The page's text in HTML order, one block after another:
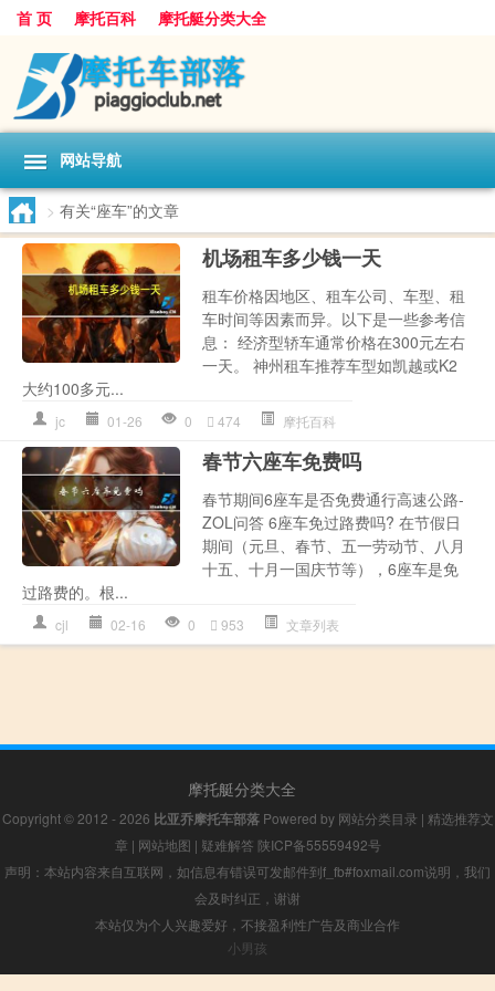
首 页 摩托百科 摩托艇分类大全
网站导航
> 有关“座车”的文章
机场租车多少钱一天
租车价格因地区、租车公司、车型、租
车时间等因素而异。以下是一些参考信
息： 经济型轿车通常价格在300元左右
一天。 神州租车推荐车型如凯越或K2
大约100多元...
jc 01-26 0 474 摩托百科
春节六座车免费吗
春节期间6座车是否免费通行高速公路-
ZOL问答 6座车免过路费吗? 在节假日
期间（元旦、春节、五一劳动节、八月
十五、十月一国庆节等），6座车是免
过路费的。根...
cjl 02-16 0 953 文章列表
摩托艇分类大全
Copyright © 2012 - 2026 比亚乔摩托车部落Powered by 网站分类目录 | 精选推荐文
章 | 网站地图 | 疑难解答 陕ICP备55559492号
声明：本站内容来自互联网，如信息有错误可发邮件到f_fb#foxmail.com说明，我们
会及时纠正，谢谢
本站仅为个人兴趣爱好，不接盈利性广告及商业合作
小男孩